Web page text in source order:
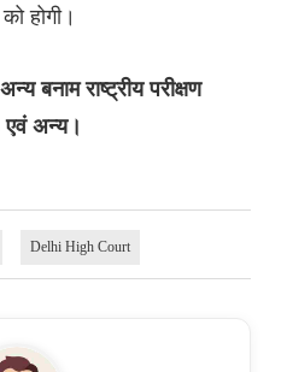
होगी।
बनाम राष्ट्रीय परीक्षण
अन्य।
Delhi High Court